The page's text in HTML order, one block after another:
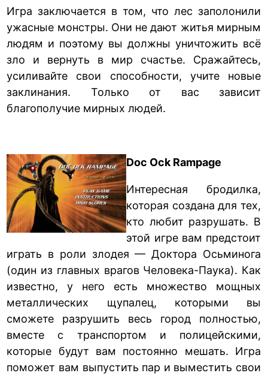
Игра заключается в том, что лес заполонили
ужасные монстры. Они не дают житья мирным
людям и поэтому вы должны уничтожить всё
зло и вернуть в мир счастье. Сражайтесь,
усиливайте свои способности, учите новые
заклинания. Только от вас зависит
благополучие мирных людей.
Doc Ock Rampage
Интересная бродилка,
которая создана для тех,
кто любит разрушать. В
этой игре вам предстоит
играть в роли злодея — Доктора Осьминога
(один из главных врагов Человека-Паука). Как
известно, у него есть множество мощных
металлических щупалец, которыми вы
сможете разрушить весь город полностью,
вместе с транспортом и полицейскими,
которые будут вам постоянно мешать. Игра
поможет вам выпустить пар и выместить свои